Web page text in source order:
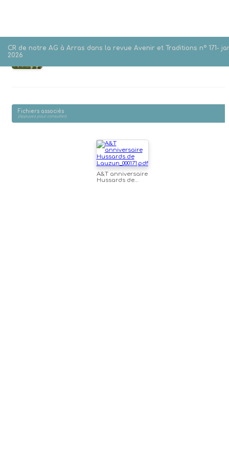
CR de notre AG à Arras dans la revue Avenir et Traditions n° 171-
2026
Compte -rendu de notre Assemblée Générale à Arras en
Fichiers associés
(Appuyez pour consulter)
A&T anniversaire
Hussards de